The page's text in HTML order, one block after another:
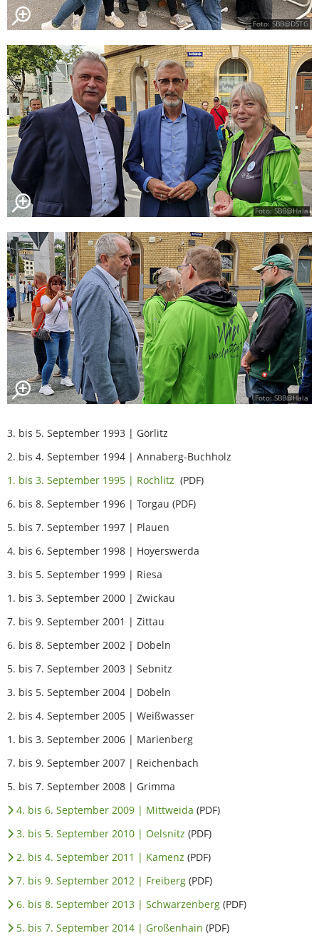
Foto: SBB@DSTG
Foto: SBB@Hala
Foto: SBB@Hala
3. bis 5. September 1993 | Görlitz
2. bis 4. September 1994 | Annaberg-Buchholz
1. bis 3. September 1995 | Rochlitz (PDF)
6. bis 8. September 1996 | Torgau (PDF)
5. bis 7. September 1997 | Plauen
4. bis 6. September 1998 | Hoyerswerda
3. bis 5. September 1999 | Riesa
1. bis 3. September 2000 | Zwickau
7. bis 9. September 2001 | Zittau
6. bis 8. September 2002 | Döbeln
5. bis 7. September 2003 | Sebnitz
3. bis 5. September 2004 | Döbeln
2. bis 4. September 2005 | Weißwasser
1. bis 3. September 2006 | Marienberg
7. bis 9. September 2007 | Reichenbach
5. bis 7. September 2008 | Grimma
4. bis 6. September 2009 | Mittweida (PDF)
3. bis 5. September 2010 | Oelsnitz (PDF)
2. bis 4. September 2011 | Kamenz (PDF)
7. bis 9. September 2012 | Freiberg (PDF)
6. bis 8. September 2013 | Schwarzenberg (PDF)
5. bis 7. September 2014 | Großenhain (PDF)